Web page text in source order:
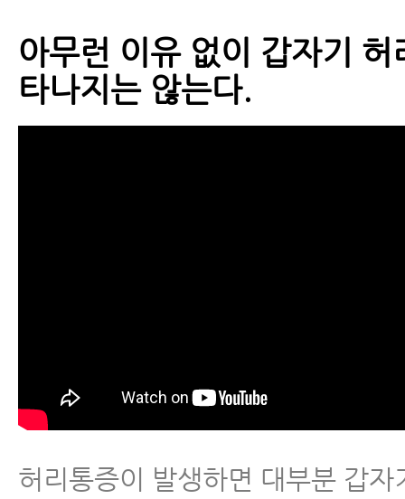
- 요통환자 10계명
- 허리아플때운동 1. 맥켄지 운동
- 허리통증운동 1편 - 허리통증에
근육 스트레칭
아무런 이유 없이 갑자기 허
타나지는 않는다.
허리통증이 발생하면 대부분 갑자